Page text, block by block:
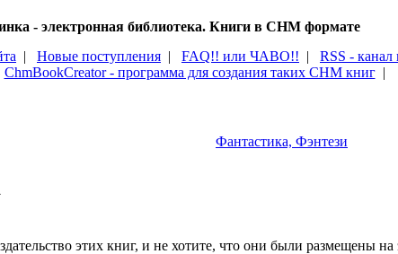
- электронная библиотека. Книги в CHM формате
| Новые поступления | FAQ!! или ЧАВО!! | RSS -
ChmBookCreator - программа для создания таких CHM книг|
Фантастика, Фэнтези
этих книг, и не хотите, что они были размещены